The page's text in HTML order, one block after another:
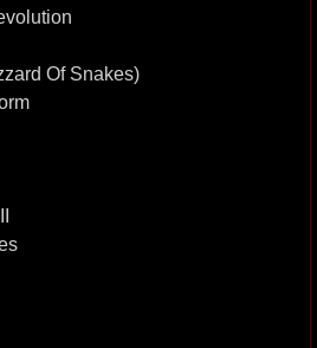
Of Snakes)